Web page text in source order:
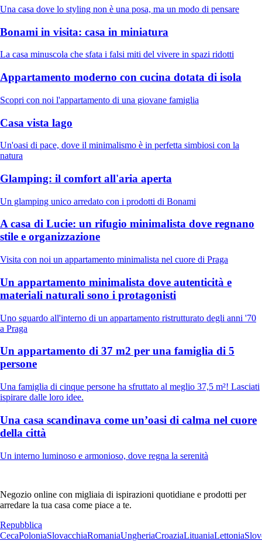
Una casa dove lo styling non è una posa, ma un modo di pensare
Bonami in visita: casa in miniatura
La casa minuscola che sfata i falsi miti del vivere in spazi ridotti
Appartamento moderno con cucina dotata di isola
Scopri con noi l'appartamento di una giovane famiglia
Casa vista lago
Un'oasi di pace, dove il minimalismo è in perfetta simbiosi con la
natura
Glamping: il comfort all'aria aperta
Un glamping unico arredato con i prodotti di Bonami
A casa di Lucie: un rifugio minimalista dove regnano
stile e organizzazione
Visita con noi un appartamento minimalista nel cuore di Praga
Un appartamento minimalista dove autenticità e
materiali naturali sono i protagonisti
Uno sguardo all'interno di un appartamento ristrutturato degli anni '70
a Praga
Un appartamento di 37 m2 per una famiglia di 5
persone
Una famiglia di cinque persone ha sfruttato al meglio 37,5 m²! Lasciati
ispirare dalle loro idee.
Una casa scandinava come un’oasi di calma nel cuore
della città
Un interno luminoso e armonioso, dove regna la serenità
Negozio online con migliaia di ispirazioni quotidiane e prodotti per
arredare la tua casa come piace a te.
Repubblica
CecaPoloniaSlovacchiaRomaniaUngheriaCroaziaLituaniaLettonia